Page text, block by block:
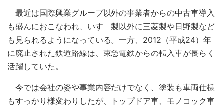
最近は国際興業グループ以外の事業者からの中古車導入
も盛んにおこなわれ、いすゞ製以外に三菱製や日野製など
も見られるようになっている。一方、2012（平成24）年
に廃止された鉄道路線は、東急電鉄からの転入車が長らく
活躍していた。
今では会社の姿や事業内容だけでなく、塗装も車両仕様
もすっかり様変わりしたが、トップドア車、モノコック車